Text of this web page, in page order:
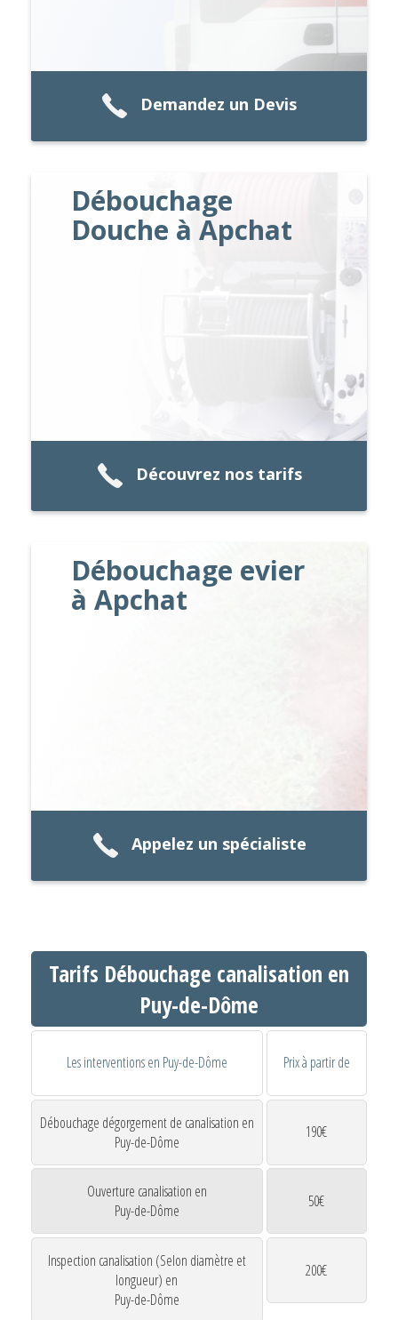
Demandez un Devis
Débouchage
Douche à Apchat
Découvrez nos tarifs
Débouchage evier
à Apchat
Appelez un spécialiste
Tarifs Débouchage canalisation en
Puy-de-Dôme
Les interventions en Puy-de-Dôme Prix à partir de
Débouchage dégorgement de canalisation en
Puy-de-Dôme
190€
Ouverture canalisation en
Puy-de-Dôme
50€
Inspection canalisation (Selon diamètre et
longueur) en
Puy-de-Dôme
200€